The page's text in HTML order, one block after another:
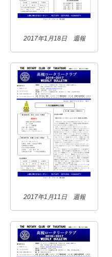
2017年1月18日 週報
2017年1月11日 週報